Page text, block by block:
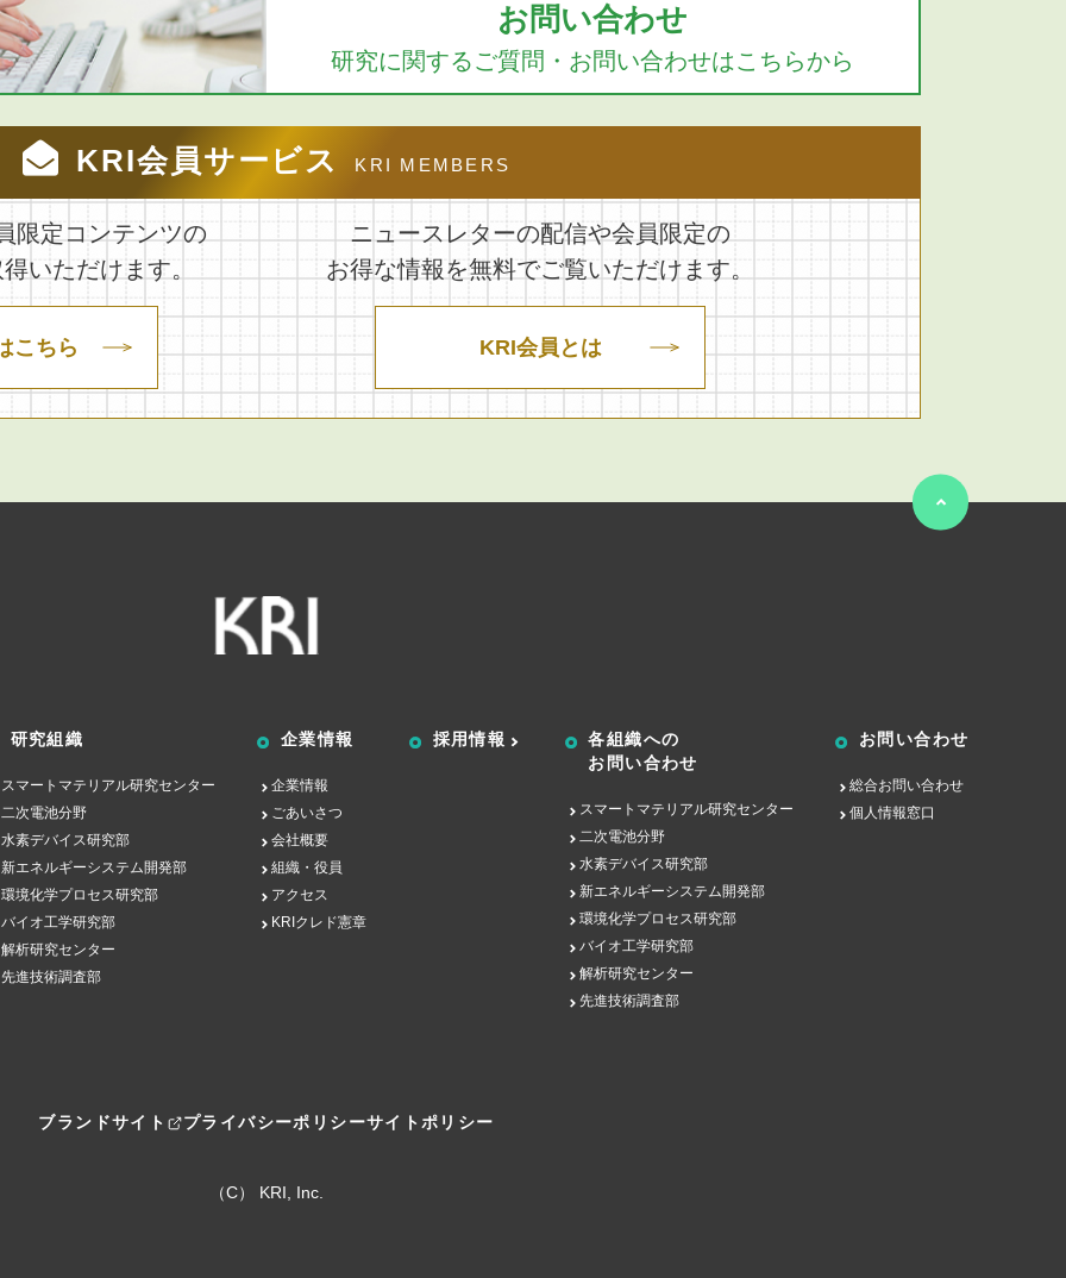
お問い合わせ
研究に関するご質問・お問い合わせはこちらから
KRI会員サービス KRI MEMBERS
限定コンテンツの
いただけます。
こちら
ニュースレターの配信や会員限定の
お得な情報を無料でご覧いただけます。
KRI会員とは
研究組織
スマートマテリアル研究センター
二次電池分野
水素デバイス研究部
新エネルギーシステム開発部
環境化学プロセス研究部
バイオ工学研究部
解析研究センター
先進技術調査部
企業情報
企業情報
ごあいさつ
会社概要
組織・役員
アクセス
KRIクレド憲章
採用情報
各組織への
お問い合わせ
スマートマテリアル研究センター
二次電池分野
水素デバイス研究部
新エネルギーシステム開発部
環境化学プロセス研究部
バイオ工学研究部
解析研究センター
先進技術調査部
お問い合わせ
総合お問い合わせ
個人情報窓口
ブランドサイト プライバシーポリシーサイトポリシー
（C） KRI, Inc.